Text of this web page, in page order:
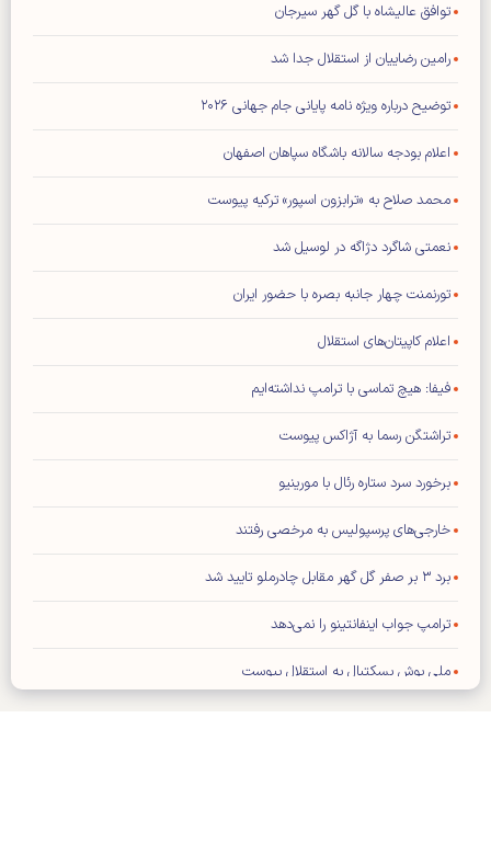
توافق عالیشاه با گل گهر سیرجان
رامین رضاییان از استقلال جدا شد
توضیح درباره ویژه نامه پایانی جام جهانی ۲۰۲۶
اعلام بودجه سالانه باشگاه سپاهان اصفهان
محمد صلاح به «ترابزون اسپور» ترکیه پیوست
نعمتی شاگرد دژاگه در لوسیل شد
تورنمنت چهار جانبه بصره با حضور ایران
اعلام کاپیتان‌های استقلال
فیفا: هیچ تماسی با ترامپ نداشته‌ایم
تراشتگن رسما به آژاکس پیوست
برخورد سرد ستاره رئال با مورینیو
خارجی‌های پرسپولیس به مرخصی رفتند
برد ۳ بر صفر گل گهر مقابل چادرملو تایید شد
ترامپ جواب اینفانتینو را نمی‌دهد
ملی پوش بسکتبال به استقلال پیوست